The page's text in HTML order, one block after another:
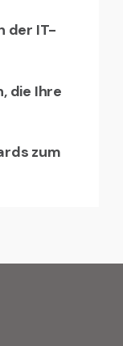
der IT-
die Ihre
zum